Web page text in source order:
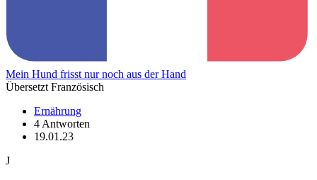
Mein Hund frisst nur noch aus der Hand
Übersetzt Französisch
Ernährung
4 Antworten
19.01.23
J